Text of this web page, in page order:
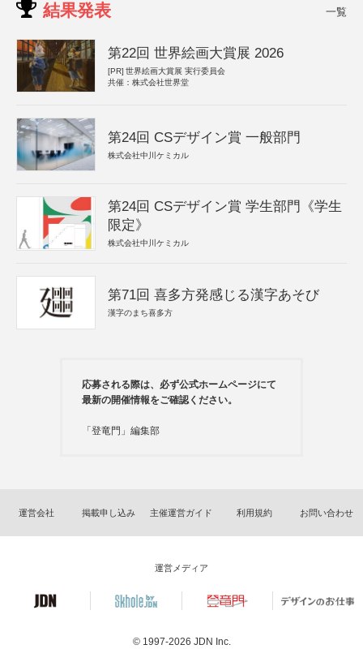
結果発表 一覧
第22回 世界絵画大賞展 2026
[PR] 世界絵画大賞展 実行委員会
共催：株式会社世界堂
第24回 CSデザイン賞 一般部門
株式会社中川ケミカル
第24回 CSデザイン賞 学生部門《学生
限定》
株式会社中川ケミカル
第71回 喜多方発感じる漢字あそび
漢字のまち喜多方
応募される際は、必ず公式ホームページにて
最新の開催情報をご確認ください。
「登竜門」編集部
運営会社 掲載申し込み 主催運営ガイド 利用規約 お問い合わせ
運営メディア
© 1997-2026 JDN Inc.